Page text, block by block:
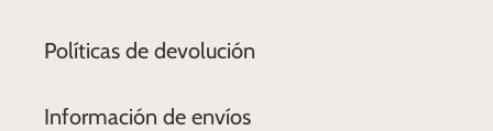
Políticas de devolución
Información de envíos